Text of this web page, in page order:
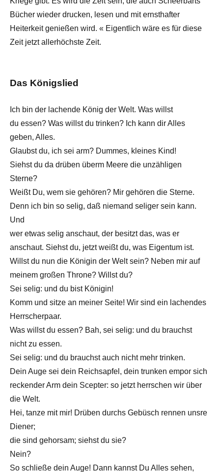
Bücher wieder drucken, lesen und mit ernsthafter
Heiterkeit genießen wird. « Eigentlich wäre es für diese
Zeit jetzt allerhöchste Zeit.
Das Königslied
Ich bin der lachende König der Welt. Was willst
du essen? Was willst du trinken? Ich kann dir Alles
geben, Alles.
Glaubst du, ich sei arm? Dummes, kleines Kind!
Siehst du da drüben überm Meere die unzähligen
Sterne?
Weißt Du, wem sie gehören? Mir gehören die Sterne.
Denn ich bin so selig, daß niemand seliger sein kann.
Und
wer etwas selig anschaut, der besitzt das, was er
anschaut. Siehst du, jetzt weißt du, was Eigentum ist.
Willst du nun die Königin der Welt sein? Neben mir auf
meinem großen Throne? Willst du?
Sei selig: und du bist Königin!
Komm und sitze an meiner Seite! Wir sind ein lachendes
Herrscherpaar.
Was willst du essen? Bah, sei selig: und du brauchst
nicht zu essen.
Sei selig: und du brauchst auch nicht mehr trinken.
Dein Auge sei dein Reichsapfel, dein trunken empor sich
reckender Arm dein Scepter: so jetzt herrschen wir über
die Welt.
Hei, tanze mit mir! Drüben durchs Gebüsch rennen unsre
Diener;
die sind gehorsam; siehst du sie?
Nein?
So schließe dein Auge! Dann kannst Du Alles sehen,